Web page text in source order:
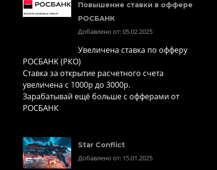
Повышение ставки в оффере
РОСБАНК
Добавлено от: 05.02.2025
Увеличена ставка по офферу
РОСБАНК (РКО)
Ставка за открытие расчетного счета
увеличена с 1000р до 3000р.
Зарабатывай ещё больше с офферами от
РОСБАНК
Star Conflict
Добавлено от: 15.01.2025